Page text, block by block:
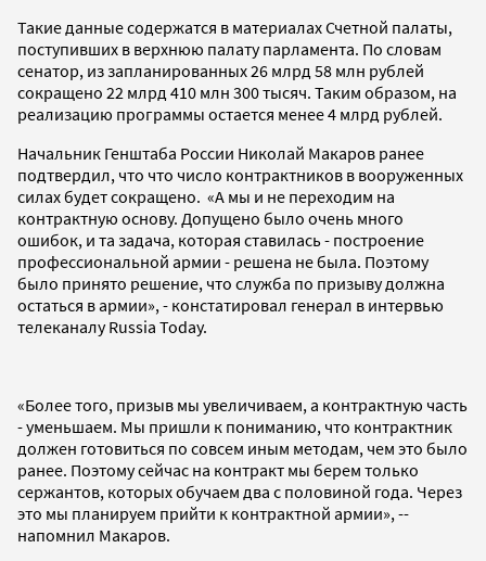
Такие данные содержатся в материалах Счетной палаты,
поступивших в верхнюю палату парламента. По словам
сенатор, из запланированных 26 млрд 58 млн рублей
сокращено 22 млрд 410 млн 300 тысяч. Таким образом, на
реализацию программы остается менее 4 млрд рублей.
Начальник Генштаба России Николай Макаров ранее
подтвердил, что что число контрактников в вооруженных
силах будет сокращено. «А мы и не переходим на
контрактную основу. Допущено было очень много
ошибок, и та задача, которая ставилась - построение
профессиональной армии - решена не была. Поэтому
было принято решение, что служба по призыву должна
остаться в армии», - констатировал генерал в интервью
телеканалу Russia Today.
«Более того, призыв мы увеличиваем, а контрактную часть
- уменьшаем. Мы пришли к пониманию, что контрактник
должен готовиться по совсем иным методам, чем это было
ранее. Поэтому сейчас на контракт мы берем только
сержантов, которых обучаем два с половиной года. Через
это мы планируем прийти к контрактной армии», --
напомнил Макаров.